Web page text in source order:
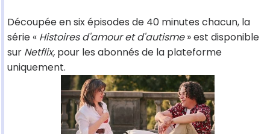
Découpée en six épisodes de 40 minutes chacun, la
série « Histoires d'amour et d'autisme» est disponible
sur Netflix, pour les abonnés de la plateforme
uniquement.